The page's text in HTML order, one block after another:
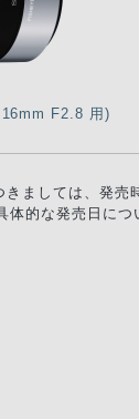
F2.8 用)
ましては、発売
体的な発売日に